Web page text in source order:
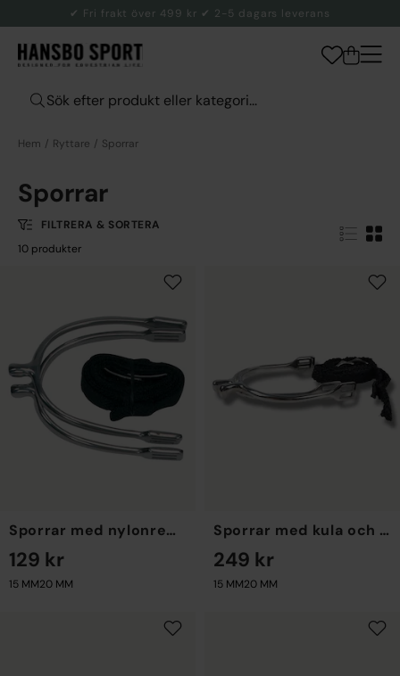
✔ Fri frakt över 499 kr ✔ 2-5 dagars leverans
Hem Ryttare Sporrar
Sporrar
FILTRERA & SORTERA
10 produkter
Sporrar med nylonremmar
129 kr
15 MM20 MM
Sporrar med kula och remmar
249 kr
15 MM20 MM